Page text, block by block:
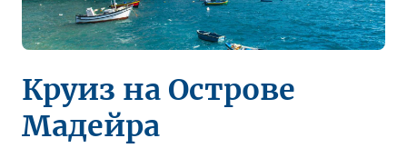
Круиз на Острове
Мадейра